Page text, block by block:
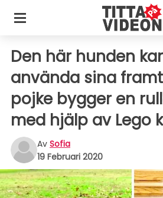
Den här hunden
använda sina
pojke bygger en
med hjälp av Lego
Av Sofia
19 Februari 2020